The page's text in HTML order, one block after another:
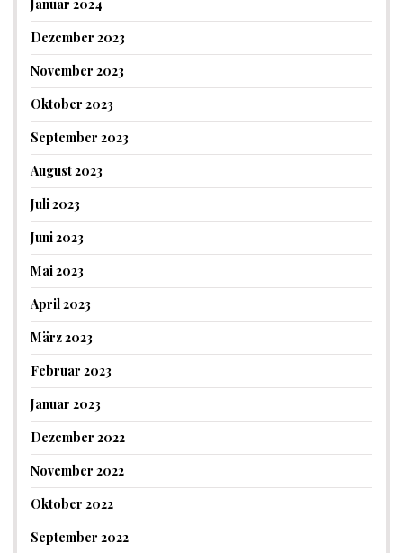
Januar 2024
Dezember 2023
November 2023
Oktober 2023
September 2023
August 2023
Juli 2023
Juni 2023
Mai 2023
April 2023
März 2023
Februar 2023
Januar 2023
Dezember 2022
November 2022
Oktober 2022
September 2022